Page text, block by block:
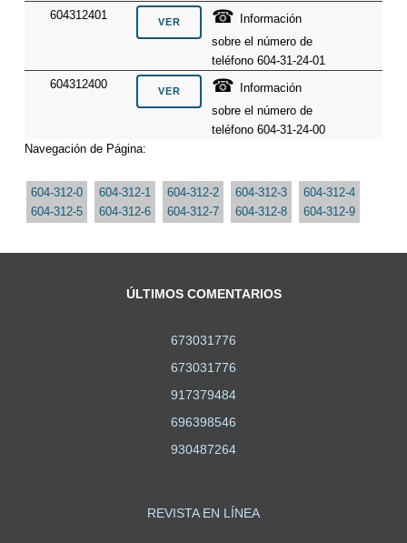
604312401
☎
Información
sobre el número de
teléfono 604-31-24-01
604312400
☎
Información
sobre el número de
teléfono 604-31-24-00
Navegación de Página:
604-312-0 604-312-1 604-312-2 604-312-3
604-312-4
604-312-5
604-312-6 604-312-7 604-312-8 604-312-9
ÚLTIMOS COMENTARIOS
673031776
673031776
917379484
696398546
930487264
REVISTA EN LÍNEA